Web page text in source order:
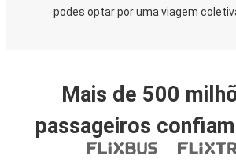
podes optar por uma viagem
Mais de 500
passageiros